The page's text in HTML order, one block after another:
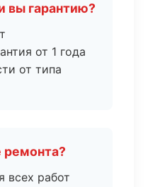
вы гарантию?
от 1 года
от типа
ремонта?
всех работ